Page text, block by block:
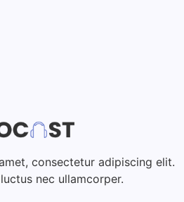
consectetur adipiscing elit.
nec ullamcorper.